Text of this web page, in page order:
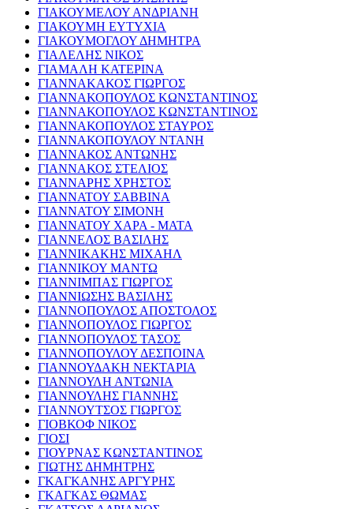
ΓΙΑΚΟΥΜΕΛΟΥ ΑΝΔΡΙΑΝΗ
ΓΙΑΚΟΥΜΗ ΕΥΤΥΧΙΑ
ΓΙΑΚΟΥΜΟΓΛΟΥ ΔΗΜΗΤΡΑ
ΓΙΑΛΕΛΗΣ ΝΙΚΟΣ
ΓΙΑΜΑΛΗ ΚΑΤΕΡΙΝΑ
ΓΙΑΝΝΑΚΑΚΟΣ ΓΙΩΡΓΟΣ
ΓΙΑΝΝΑΚΟΠΟΥΛΟΣ ΚΩΝΣΤΑΝΤΙΝΟΣ
ΓΙΑΝΝΑΚΟΠΟΥΛΟΣ ΚΩΝΣΤΑΝΤΙΝΟΣ
ΓΙΑΝΝΑΚΟΠΟΥΛΟΣ ΣΤΑΥΡΟΣ
ΓΙΑΝΝΑΚΟΠΟΥΛΟΥ ΝΤΑΝΗ
ΓΙΑΝΝΑΚΟΣ ΑΝΤΩΝΗΣ
ΓΙΑΝΝΑΚΟΣ ΣΤΕΛΙΟΣ
ΓΙΑΝΝΑΡΗΣ ΧΡΗΣΤΟΣ
ΓΙΑΝΝΑΤΟΥ ΣΑΒΒΙΝΑ
ΓΙΑΝΝΑΤΟΥ ΣΙΜΟΝΗ
ΓΙΑΝΝΑΤΟΥ ΧΑΡΑ - ΜΑΤΑ
ΓΙΑΝΝΕΛΟΣ ΒΑΣΙΛΗΣ
ΓΙΑΝΝΙΚΑΚΗΣ ΜΙΧΑΗΛ
ΓΙΑΝΝΙΚΟΥ ΜΑΝΤΩ
ΓΙΑΝΝΙΜΠΑΣ ΓΙΩΡΓΟΣ
ΓΙΑΝΝΙΩΣΗΣ ΒΑΣΙΛΗΣ
ΓΙΑΝΝΟΠΟΥΛΟΣ ΑΠΟΣΤΟΛΟΣ
ΓΙΑΝΝΟΠΟΥΛΟΣ ΓΙΩΡΓΟΣ
ΓΙΑΝΝΟΠΟΥΛΟΣ ΤΑΣΟΣ
ΓΙΑΝΝΟΠΟΥΛΟΥ ΔΕΣΠΟΙΝΑ
ΓΙΑΝΝΟΥΔΑΚΗ ΝΕΚΤΑΡΙΑ
ΓΙΑΝΝΟΥΛΗ ΑΝΤΩΝΙΑ
ΓΙΑΝΝΟΥΛΗΣ ΓΙΑΝΝΗΣ
ΓΙΑΝΝΟΥΤΣΟΣ ΓΙΩΡΓΟΣ
ΓΙΟΒΚΟΦ ΝΙΚΟΣ
ΓΙΟΣΙ
ΓΙΟΥΡΝΑΣ ΚΩΝΣΤΑΝΤΙΝΟΣ
ΓΙΩΤΗΣ ΔΗΜΗΤΡΗΣ
ΓΚΑΓΚΑΝΗΣ ΑΡΓΥΡΗΣ
ΓΚΑΓΚΑΣ ΘΩΜΑΣ